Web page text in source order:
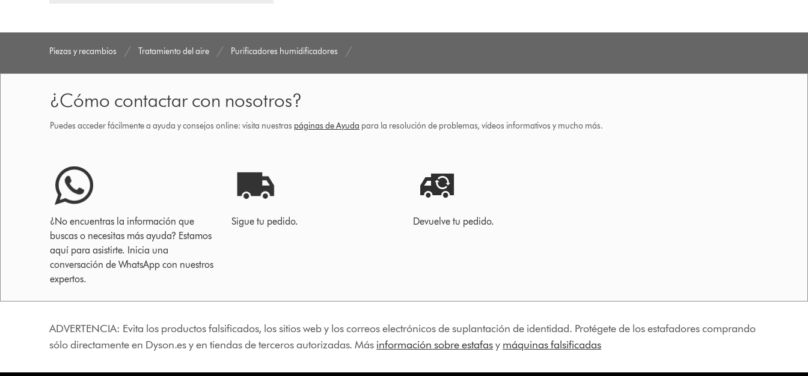
Piezas y recambios Tratamiento del aire Purificadores humidificadores
¿Cómo contactar con nosotros?
Puedes acceder fácilmente a ayuda y consejos online: visita nuestras páginas de Ayuda para la resolución de problemas, vídeos informativos y mucho más.
¿No encuentras la información que
buscas o necesitas más ayuda? Estamos
aquí para asistirte. Inicia una
conversación de WhatsApp con nuestros
expertos.
Sigue tu pedido. Devuelve tu pedido.
ADVERTENCIA: Evita los productos falsificados, los sitios web y los correos electrónicos de suplantación de identidad. Protégete de los estafadores comprando
sólo directamente en Dyson.es y en tiendas de terceros autorizadas. Más información sobre estafasy máquinas falsificadas